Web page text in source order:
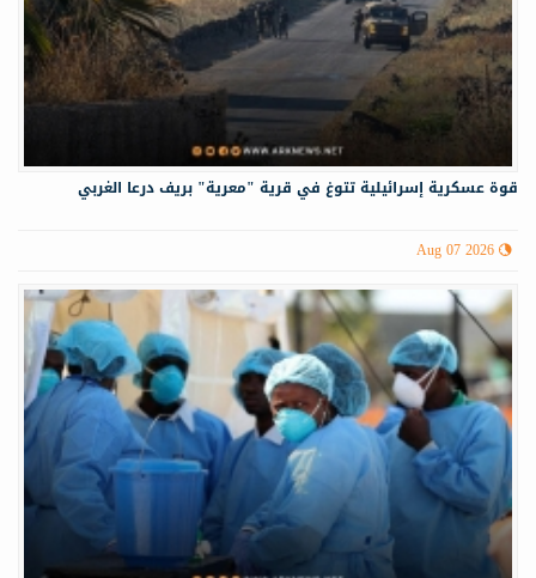
قوة عسكرية إسرائيلية تتوغ في قرية "معرية" بريف درعا الغربي
Aug 07 2026